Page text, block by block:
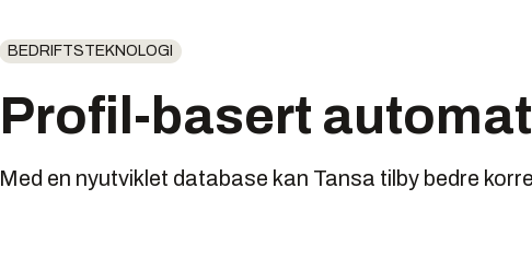
BEDRIFTSTEKNOLOGI
Profil-basert
Med en nyutviklet database kan Tansa tilby bedre